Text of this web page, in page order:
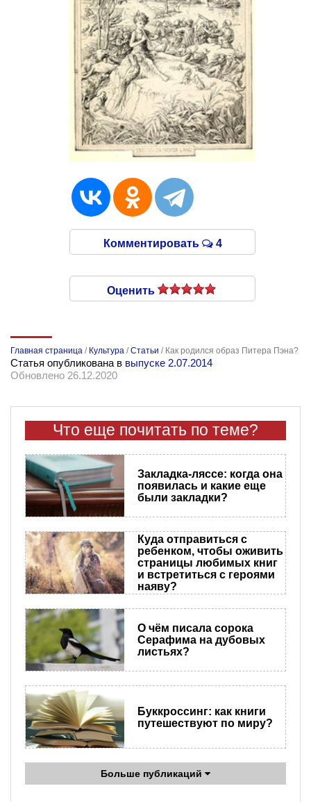
Комментировать 4
Оценить
Главная страница / Культура /Статьи / Как родился образ Питера Пэна?
Статья опубликована в выпуске 2.07.2014
Обновлено 26.12.2020
Что еще почитать по теме?
Закладка-ляссе: когда она
появилась и какие еще
были закладки?
Куда отправиться с
ребенком, чтобы оживить
страницы любимых книг
и встретиться с героями
наяву?
О чём писала сорока
Серафима на дубовых
листьях?
Буккроссинг: как книги
путешествуют по миру?
Больше публикаций